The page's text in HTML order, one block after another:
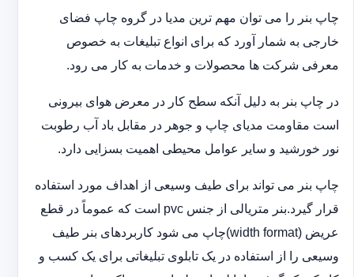
چاپ بنر را می توان مهم ترین مدیا در گروه چاپ فضای
خارجی به شمار آورد که برای انواع تبلیغات به خصوص
معرفی شرکت ها محصولات و خدمات به کار می رود.
در چاپ بنر به دلیل آنکه سطح کار در معرض هوای بیرونی
است مقاومت مدیای چاپ و جوهر در مقابل باد آب رطوبت
نور خورشید و سایر عوامل محیطی اهمیت بسزایی دارد.
چاپ بنر می تواند برای طیف وسیعی از اهداف مورد استفاده
قرار گیرد.بنر متریالی از جنس pvc است که عموماً در قطع
عریض (width format)چاپ می شود کاربردهای بنر طیف
وسیعی را از استفاده در یک تابلوی تبلیغاتی برای یک کسب و